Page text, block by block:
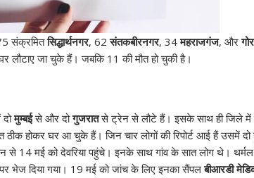
संक्रमितसिद्धार्थनगर, 62संतकबीरनगर, 34महराजगंज, और
जा चुके हैं। जबकि 11 की मौत हो चुकी है।
दोमुम्बईसे और दोगुजरातसे ट्रेन से लौटे हैं। इसके साथ ही जिले में
होकर घर आ चुके हैं। जिन चार लोगों की रिपोर्ट आई हैं उसमें दो
14 मई को देवरिया पहुंचे। इनके साथ गांव के सात लोग थे। थर्मल
भेज दिया गया। 19 मई को जांच के लिए इनका सैंपलबीआरडी